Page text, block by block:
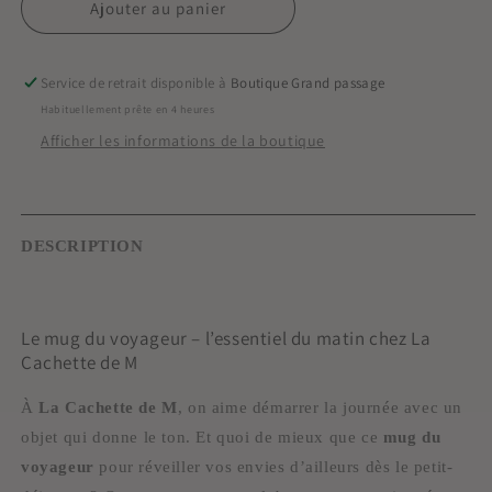
Mug
de
Mug
Ajouter au panier
Service de retrait disponible à Boutique Grand passage
Habituellement prête en 4 heures
Afficher les informations de la boutique
DESCRIPTION
Le mug du voyageur – l’essentiel du matin chez La
Cachette de M
À La Cachette de M, on aime démarrer la journée avec un
objet qui donne le ton. Et quoi de mieux que ce mug du
voyageur pour réveiller vos envies d’ailleurs dès le petit-